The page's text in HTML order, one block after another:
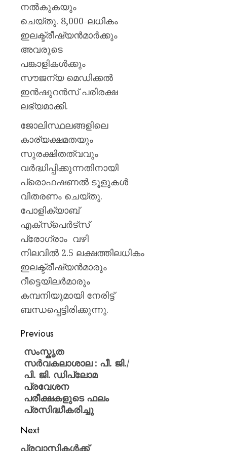
നല്‍കുകയും
ചെയ്തു. 8,000-ലധികം
ഇലക്ട്രീഷ്യന്‍മാര്‍ക്കും
അവരുടെ
പങ്കാളികള്‍ക്കും
സൗജന്യ മെഡിക്കല്‍
ഇന്‍ഷുറന്‍സ് പരിരക്ഷ
ലഭ്യമാക്കി.
ജോലിസ്ഥലങ്ങളിലെ
കാര്യക്ഷമതയും
സുരക്ഷിതത്വവും
വര്‍ദ്ധിപ്പിക്കുന്നതിനായി
പ്രൊഫഷണല്‍ ടൂളുകള്‍
വിതരണം ചെയ്തു.
പോളിക്യാബ്
എക്സ്പെര്‍ട്സ്
പ്രോഗ്രാം വഴി
നിലവില്‍ 2.5 ലക്ഷത്തിലധികം
ഇലക്ട്രീഷ്യന്‍മാരും
റീട്ടെയിലര്‍മാരും
കമ്പനിയുമായി നേരിട്ട്
ബന്ധപ്പെട്ടിരിക്കുന്നു.
Previous
സംസ്കൃത
സർവകലാശാല : പീ. ജി./
പി. ജി. ഡിപ്ലോമ
പ്രവേശന
പരീക്ഷകളുടെ ഫലം
പ്രസിദ്ധീകരിച്ചു
Next
പ്രവാസികള്‍ക്ക്